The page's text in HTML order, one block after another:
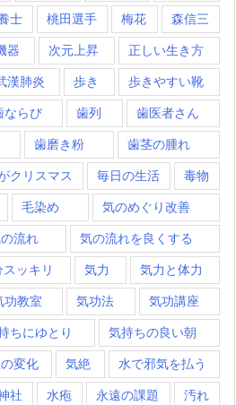
士 桃田選手 梅花 森信三
器 次元上昇 正しい生き方
漢肺炎 歩き 歩きやすい靴
ならび 歯列 歯医者さん
歯磨き粉 歯茎の腫れ
クリスマス 毎日の生活 毒物
毛染め 気のめぐり改善
流れ 気の流れを良くする
ッキリ 気力 気力と体力
功教室 気功法 気功講座
ちにゆとり 気持ちの良い朝
変化 気絶 水で邪気を払う
社 水疱 永遠の課題 汚れ